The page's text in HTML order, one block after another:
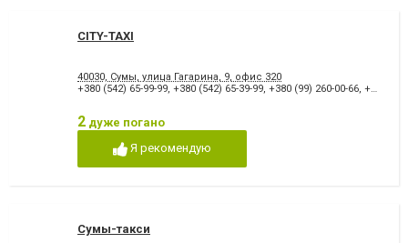
CITY-TAXI
40030, Сумы, улица Гагарина, 9, офис 320
+380 (542) 65-99-99, +380 (542) 65-39-99, +380 (99) 260-00-66, +380 (67) 540-40-04
2 дуже погано
Я рекомендую
Сумы-такси